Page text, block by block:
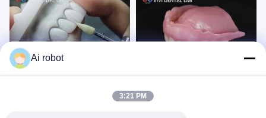
อีแม็กซ์ วีเนียร์
April 01, 2026
Ai robot
3:21 PM